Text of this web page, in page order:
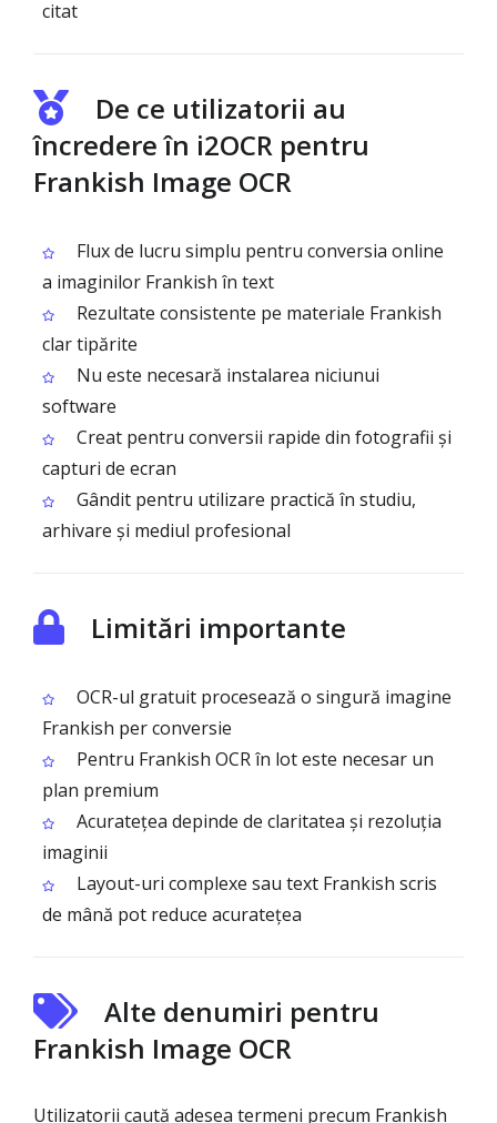
citat
De ce utilizatorii au
încredere în i2OCR pentru
Frankish Image OCR
Flux de lucru simplu pentru conversia online
a imaginilor Frankish în text
Rezultate consistente pe materiale Frankish
clar tipărite
Nu este necesară instalarea niciunui
software
Creat pentru conversii rapide din fotografii și
capturi de ecran
Gândit pentru utilizare practică în studiu,
arhivare și mediul profesional
Limitări importante
OCR-ul gratuit procesează o singură imagine
Frankish per conversie
Pentru Frankish OCR în lot este necesar un
plan premium
Acuratețea depinde de claritatea și rezoluția
imaginii
Layout-uri complexe sau text Frankish scris
de mână pot reduce acuratețea
Alte denumiri pentru
Frankish Image OCR
Utilizatorii caută adesea termeni precum Frankish